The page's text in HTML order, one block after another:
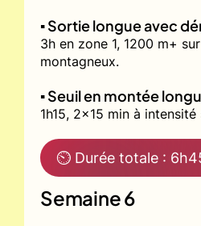
▪️ Sortie longue avec
3h en zone 1, 1200 m+
montagneux.
▪️ Seuil en montée
1h15, 2x15 min à
⏲ Durée totale :
Semaine 6